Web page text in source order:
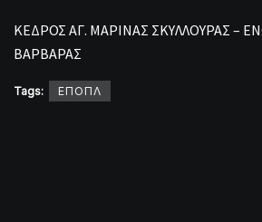
ΚΕΔΡΟΣ ΑΓ. ΜΑΡΙΝΑΣ ΣΚΥΛΛΟΥΡΑΣ –
ΒΑΡΒΑΡΑΣ
Tags: ΕΠΟΠΛ